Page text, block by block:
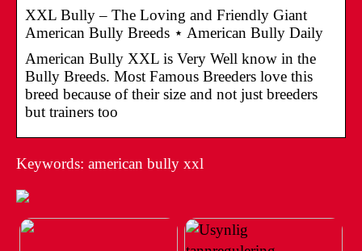
XXL Bully – The Loving and Friendly Giant
American Bully Breeds ⋆ American Bully Daily
American Bully XXL is Very Well know in the
Bully Breeds. Most Famous Breeders love this
breed because of their size and not just breeders
but trainers too
Keywords: american bully xxl